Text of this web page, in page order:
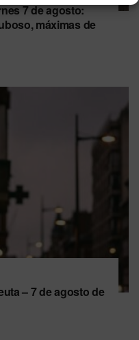
7 de agosto:
máximas de
– 7 de agosto de